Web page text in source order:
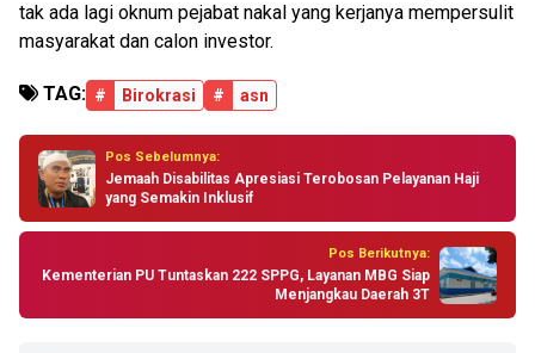
tak ada lagi oknum pejabat nakal yang kerjanya mempersulit
masyarakat dan calon investor.
TAG: # Birokrasi # asn
Pos Sebelumnya:
Jemaah Disabilitas Apresiasi Terobosan Pelayanan Haji
yang Semakin Inklusif
Pos Berikutnya:
Kementerian PU Tuntaskan 222 SPPG, Layanan MBG Siap
Menjangkau Daerah 3T